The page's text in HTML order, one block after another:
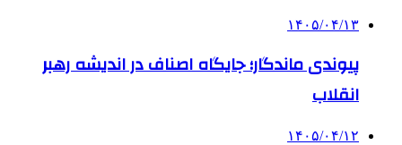
۱۴۰۵/۰۴/۱۳
پیوندی ماندگار؛ جایگاه اصناف در اندیشه رهبر
انقلاب
۱۴۰۵/۰۴/۱۲